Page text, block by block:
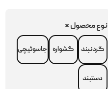
نوع محصول*
گردنبند گشواره جاسوئیچی
دستبند